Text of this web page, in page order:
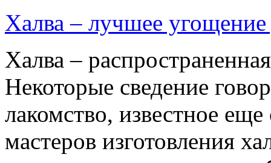
Халва – лучшее
Халва –
Некоторые сведение
лакомство, известное
мастеров изготовления